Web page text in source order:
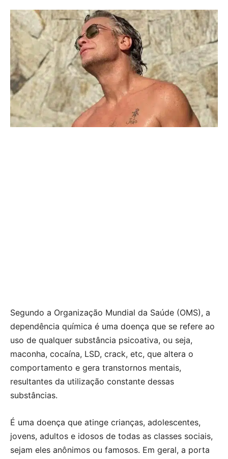
Segundo a Organização Mundial da Saúde (OMS), a
dependência química é uma doença que se refere ao
uso de qualquer substância psicoativa, ou seja,
maconha, cocaína, LSD, crack, etc, que altera o
comportamento e gera transtornos mentais,
resultantes da utilização constante dessas
substâncias.
É uma doença que atinge crianças, adolescentes,
jovens, adultos e idosos de todas as classes sociais,
sejam eles anônimos ou famosos. Em geral, a porta